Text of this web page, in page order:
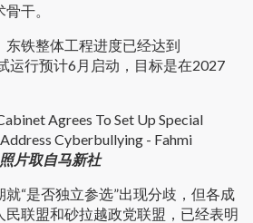
干。
铁整体工程进度已经达到
运行预计6月启动，目标是在2027
照片取自马新社
“是否独立参选”出现分歧，但各成
民联盟和砂拉越政党联盟，已经表明